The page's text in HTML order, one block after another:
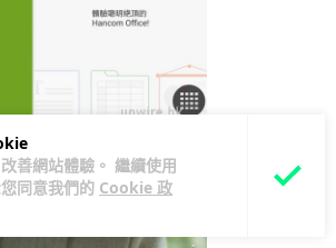
善網站體驗。 繼續使用
同意我們的 Cookie 政
右掃，就可以開啟類似
「Content Home」，可以即時瀏